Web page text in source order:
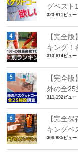
グベスト
323,811ビュー
【完全
キング！
313,614ビュー
【完全
外の全25
311,192ビュー
【完全
キングベ
306,885ビュー